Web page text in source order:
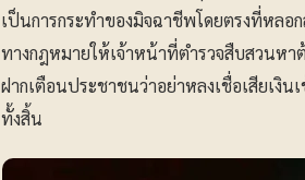
เป็นการกระทำของมิจฉาชีพโดยตรงที่หลอ
ทางกฎหมายให้เจ้าหน้าที่ตำรวจสืบสวนห
ฝากเตือนประชาชนว่าอย่าหลงเชื่อเสียเงิน
ทั้งสิ้น